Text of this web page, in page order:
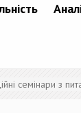
семінари з